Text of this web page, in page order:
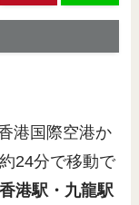
港国際空港か
24分で移動で
港駅・九龍駅